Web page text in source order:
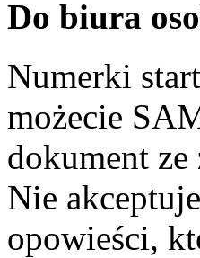
Do biura
Numerki
możecie
dokument
Nie
opowieści,